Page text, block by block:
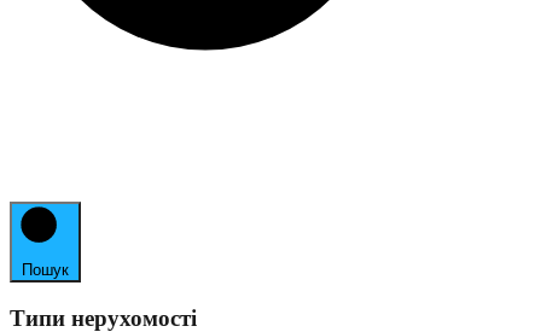
Пошук
Типи нерухомості